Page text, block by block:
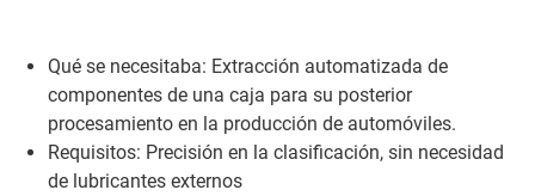
Qué se necesitaba: Extracción automatizada de
componentes de una caja para su posterior
procesamiento en la producción de automóviles.
Requisitos: Precisión en la clasificación, sin necesidad
de lubricantes externos